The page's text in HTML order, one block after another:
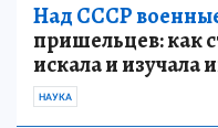
Над СССР
пришельцев: как
искала и изучала
НАУКА